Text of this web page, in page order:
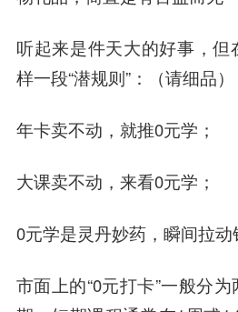
听起来是件天大的好事，
样一段“潜规则”：（请细品）
年卡卖不动，就推0元学；
大课卖不动，来看0元学；
0元学是灵丹妙药，瞬间拉动
市面上的“0元打卡”一般分